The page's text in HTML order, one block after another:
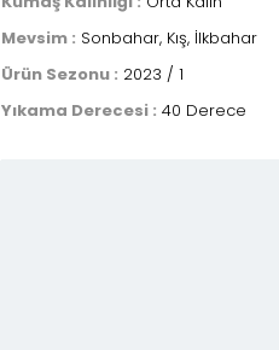
Mevsim : Sonbahar, Kış, İlkbahar
Ürün Sezonu : 2023 / 1
Yıkama Derecesi : 40 Derece